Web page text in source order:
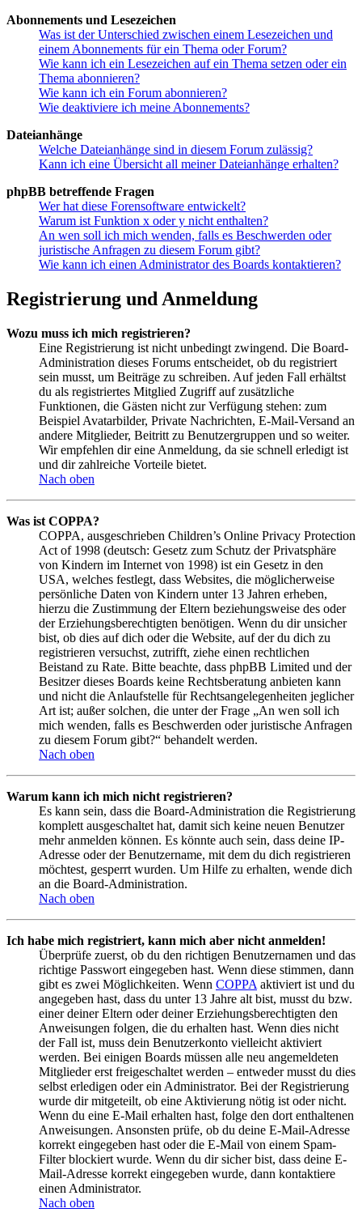
Abonnements und Lesezeichen
Was ist der Unterschied zwischen einem Lesezeichen und
einem Abonnements für ein Thema oder Forum?
Wie kann ich ein Lesezeichen auf ein Thema setzen oder ein
Thema abonnieren?
Wie kann ich ein Forum abonnieren?
Wie deaktiviere ich meine Abonnements?
Dateianhänge
Welche Dateianhänge sind in diesem Forum zulässig?
Kann ich eine Übersicht all meiner Dateianhänge erhalten?
phpBB betreffende Fragen
Wer hat diese Forensoftware entwickelt?
Warum ist Funktion x oder y nicht enthalten?
An wen soll ich mich wenden, falls es Beschwerden oder
juristische Anfragen zu diesem Forum gibt?
Wie kann ich einen Administrator des Boards kontaktieren?
Registrierung und Anmeldung
Wozu muss ich mich registrieren?
Eine Registrierung ist nicht unbedingt zwingend. Die Board-
Administration dieses Forums entscheidet, ob du registriert
sein musst, um Beiträge zu schreiben. Auf jeden Fall erhältst
du als registriertes Mitglied Zugriff auf zusätzliche
Funktionen, die Gästen nicht zur Verfügung stehen: zum
Beispiel Avatarbilder, Private Nachrichten, E-Mail-Versand an
andere Mitglieder, Beitritt zu Benutzergruppen und so weiter.
Wir empfehlen dir eine Anmeldung, da sie schnell erledigt ist
und dir zahlreiche Vorteile bietet.
Nach oben
Was ist COPPA?
COPPA, ausgeschrieben Children’s Online Privacy Protection
Act of 1998 (deutsch: Gesetz zum Schutz der Privatsphäre
von Kindern im Internet von 1998) ist ein Gesetz in den
USA, welches festlegt, dass Websites, die möglicherweise
persönliche Daten von Kindern unter 13 Jahren erheben,
hierzu die Zustimmung der Eltern beziehungsweise des oder
der Erziehungsberechtigten benötigen. Wenn du dir unsicher
bist, ob dies auf dich oder die Website, auf der du dich zu
registrieren versuchst, zutrifft, ziehe einen rechtlichen
Beistand zu Rate. Bitte beachte, dass phpBB Limited und der
Besitzer dieses Boards keine Rechtsberatung anbieten kann
und nicht die Anlaufstelle für Rechtsangelegenheiten jeglicher
Art ist; außer solchen, die unter der Frage „An wen soll ich
mich wenden, falls es Beschwerden oder juristische Anfragen
zu diesem Forum gibt?“ behandelt werden.
Nach oben
Warum kann ich mich nicht registrieren?
Es kann sein, dass die Board-Administration die Registrierung
komplett ausgeschaltet hat, damit sich keine neuen Benutzer
mehr anmelden können. Es könnte auch sein, dass deine IP-
Adresse oder der Benutzername, mit dem du dich registrieren
möchtest, gesperrt wurden. Um Hilfe zu erhalten, wende dich
an die Board-Administration.
Nach oben
Ich habe mich registriert, kann mich aber nicht anmelden!
Überprüfe zuerst, ob du den richtigen Benutzernamen und das
richtige Passwort eingegeben hast. Wenn diese stimmen, dann
gibt es zwei Möglichkeiten. Wenn COPPA aktiviert ist und du
angegeben hast, dass du unter 13 Jahre alt bist, musst du bzw.
einer deiner Eltern oder deiner Erziehungsberechtigten den
Anweisungen folgen, die du erhalten hast. Wenn dies nicht
der Fall ist, muss dein Benutzerkonto vielleicht aktiviert
werden. Bei einigen Boards müssen alle neu angemeldeten
Mitglieder erst freigeschaltet werden – entweder musst du dies
selbst erledigen oder ein Administrator. Bei der Registrierung
wurde dir mitgeteilt, ob eine Aktivierung nötig ist oder nicht.
Wenn du eine E-Mail erhalten hast, folge den dort enthaltenen
Anweisungen. Ansonsten prüfe, ob du deine E-Mail-Adresse
korrekt eingegeben hast oder die E-Mail von einem Spam-
Filter blockiert wurde. Wenn du dir sicher bist, dass deine E-
Mail-Adresse korrekt eingegeben wurde, dann kontaktiere
einen Administrator.
Nach oben